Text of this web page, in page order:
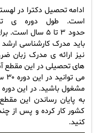
ادامه تحصیل دکترا در
است. طول دوره ی
حدود ۳ تا ۵سال است.
باید مدرک کارشناسی ارشد
نیز ارائه ی مدرک زبان
های تحصیلی در این مقطع
می توانید در این دوره ۳۰
مشغول باشید. در این
به پایان رساندن این
کشور کار کرده و پس از
کنید.